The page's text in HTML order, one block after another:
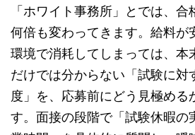
「ホワイト事務所」とでは、
何倍も変わってきます。給料が
環境で消耗してしまっては、本
だけでは分からない「試験に対
度」を、応募前にどう見極める
す。面接の段階で「試験休暇の